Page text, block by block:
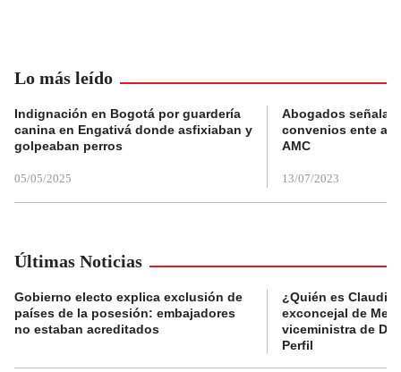
Lo más leído
Indignación en Bogotá por guardería
canina en Engativá donde asfixiaban y
golpeaban perros
05/05/2025
Abogados
convenios ente
AMC
13/07/2023
Últimas Noticias
Gobierno electo explica exclusión de
países de la posesión: embajadores
no estaban acreditados
¿Quién es Claudia
exconcejal de
viceministra de
Perfil